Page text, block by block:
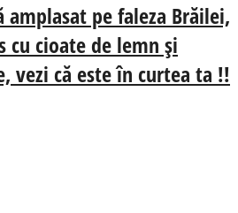
amplasat pe faleza Brăilei,
cu cioate de lemn și
vezi că este în curtea ta !!